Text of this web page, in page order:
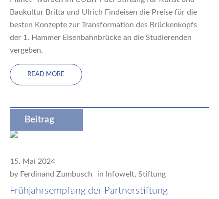
Baukultur Britta und Ulrich Findeisen die Preise für die
besten Konzepte zur Transformation des Brückenkopfs
der 1. Hammer Eisenbahnbrücke an die Studierenden
vergeben.
READ MORE
Beitrag
15. Mai 2024
by Ferdinand Zumbusch in Infowelt, Stiftung
Frühjahrsempfang der Partnerstiftung